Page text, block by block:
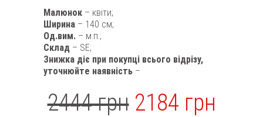
Малюнок – квіти;
Ширина – 140 см;
Од.вим. – м.п.;
Склад – SE;
Знижка діє при покупці всього відрізу,
уточнюйте наявність –
2444 грн 2184 грн